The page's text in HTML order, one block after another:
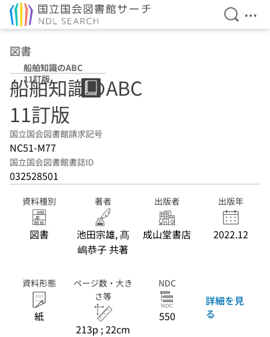
検索を
メ
図書
船舶知識のABC
11訂版
船舶知識のABC
11訂版
国立国会図書館請求記号
NC51-M77
国立国会図書館書誌ID
032528501
資料種別
図書
著者
池田宗雄, 髙
嶋恭子 共著
出版者
成山堂書店
出版年
2022.12
資料形態
紙
ページ数・大き
さ等
213p ; 22cm
NDC
550
詳細を見
る